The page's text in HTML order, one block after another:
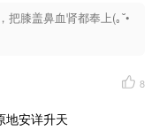
把膝盖鼻血肾都奉上(｡˘•
8
安详升天